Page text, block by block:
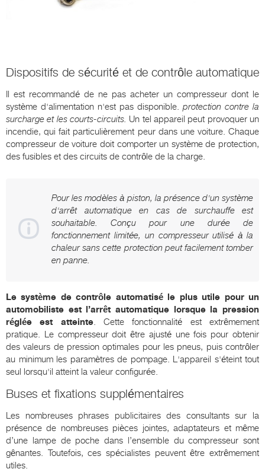
Dispositifs de sécurité et de contrôle automatique
Il est recommandé de ne pas acheter un compresseur dont le
système d'alimentation n'est pas disponible. protection contre la
surcharge et les courts-circuits. Un tel appareil peut provoquer un
incendie, qui fait particulièrement peur dans une voiture. Chaque
compresseur de voiture doit comporter un système de protection,
des fusibles et des circuits de contrôle de la charge.
Pour les modèles à piston, la présence d'un système
d'arrêt automatique en cas de surchauffe est
souhaitable. Conçu pour une durée de
fonctionnement limitée, un compresseur utilisé à la
chaleur sans cette protection peut facilement tomber
en panne.
Le système de contrôle automatisé le plus utile pour un
automobiliste est l’arrêt automatique lorsque la pression
réglée est atteinte. Cette fonctionnalité est extrêmement
pratique. Le compresseur doit être ajusté une fois pour obtenir
des valeurs de pression optimales pour les pneus, puis contrôler
au minimum les paramètres de pompage. L'appareil s'éteint tout
seul lorsqu'il atteint la valeur configurée.
Buses et fixations supplémentaires
Les nombreuses phrases publicitaires des consultants sur la
présence de nombreuses pièces jointes, adaptateurs et même
d’une lampe de poche dans l’ensemble du compresseur sont
gênantes. Toutefois, ces spécialistes peuvent être extrêmement
utiles.